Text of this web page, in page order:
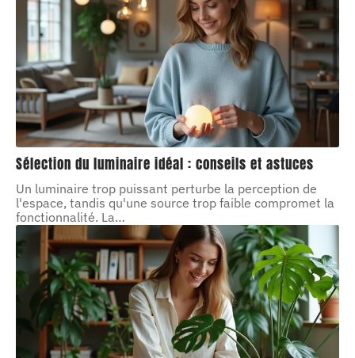
Sélection du luminaire idéal : conseils et astuces
Un luminaire trop puissant perturbe la perception de
l'espace, tandis qu'une source trop faible compromet la
fonctionnalité. La…